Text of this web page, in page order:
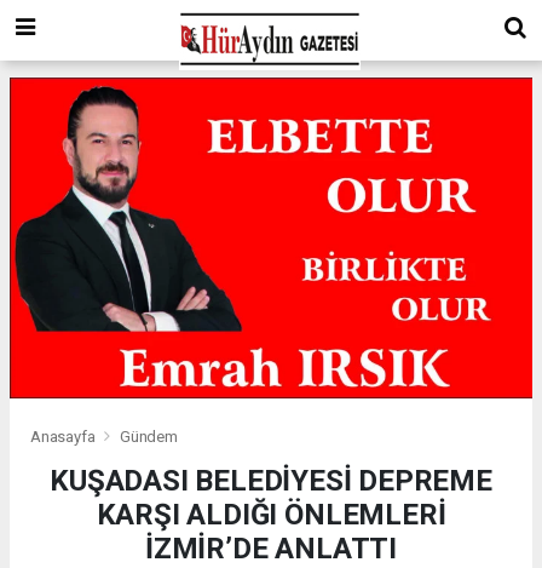
Anasayfa Gündem
KUŞADASI BELEDİYESİ DEPREME
KARŞI ALDIĞI ÖNLEMLERİ
İZMİR’DE ANLATTI